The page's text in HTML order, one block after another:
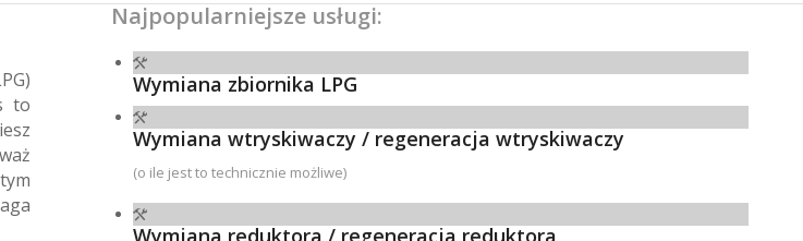
to
Najpopularniejsze usługi:
Wymiana zbiornika LPG
Wymiana wtryskiwaczy / regeneracja wtryskiwaczy
(o ile jest to technicznie możliwe)